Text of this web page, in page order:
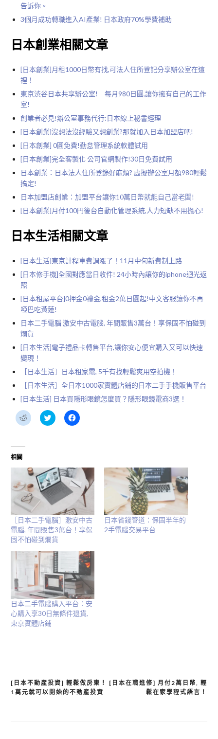
告訴你。
3個月成功轉職進入AI產業! 日本政府70%學費補助
日本創業相關文章
[日本創業]月租1000日幣有找,可法人住所登記分享辦公室在這
裡！
東京渋谷日本共享辦公室! 每月980日圓,讓你擁有自己的工作
室!
創業者必見!辦公室事務代行:日本線上秘書經理
[日本創業]沒想法沒經驗又想創業?那就加入日本加盟店吧!
[日本創業] 0圓免費!勤怠管理系統軟體試用
[日本創業]完全客製化 公司官網製作!30日免費試用
日本創業：日本法人住所登錄好麻煩? 虛擬辦公室月額980輕鬆
搞定!
日本加盟店創業：加盟平台讓你10萬日幣就能自己當老闆!
[日本創業]月付100円後台自動化管理系統,人力短缺不用擔心!
日本生活相關文章
[日本生活]東京計程車費調漲了！11月中旬新費制上路
[日本修手機]全國對應當日收件! 24小時內讓你的iphone迴光返
照
[日本租屋平台]0押金0禮金,租金2萬日圓起!中文客服讓你不再
啞巴吃黃蓮!
日本二手電腦 激安中古電腦, 年間販售3萬台！享保固不怕碰到
爛貨
[日本生活]電子禮品卡轉售平台,讓你安心便宜購入又可以快速
變現！
［日本生活］日本租家電, 5千有找輕鬆爽用空拍機！
［日本生活］全日本1000家實體店鋪的日本二手手機販售平台
[日本生活] 日本買隱形眼鏡怎麼買？隱形眼鏡電商3選！
分
享
開
啟)
分
享
開
啟)
按
一
新
窗
中
開
啟)
相關
［日本二手電腦］激安中古
電腦, 年間販售3萬台！享保
固不怕碰到爛貨
日本省錢管道：保固半年的
2手電腦交易平台
日本二手電腦購入平台：安
心購入享30日無條件退貨,
東京實體店鋪
文
[日本在職進修] 月付2萬日幣, 輕
鬆在家學程式語言！
[日本不動產投資] 輕鬆做房東！
1萬元就可以開始的不動產投資